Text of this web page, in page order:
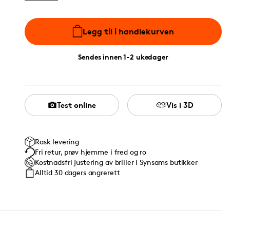
Legg til i handlekurven
Sendes innen 1-2 ukedager
Test online Vis i 3D
Rask levering
Fri retur, prøv hjemme i fred og ro
Kostnadsfri justering av briller i Synsams butikker
Alltid 30 dagers angrerett